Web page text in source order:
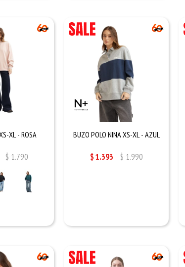
XL - ROSA
$1.790
BUZO POLO NINA XS-XL - AZUL
$1.393 $1.990